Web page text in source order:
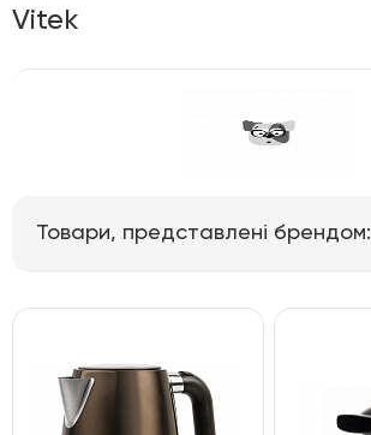
Vitek
Товари, представлені брендом: